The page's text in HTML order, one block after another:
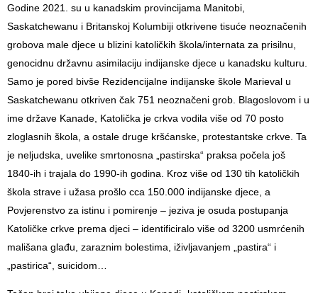
Godine 2021. su u kanadskim provincijama Manitobi,
Saskatchewanu i Britanskoj Kolumbiji otkrivene tisuće neoznačenih
grobova male djece u blizini katoličkih škola/internata za prisilnu,
genocidnu državnu asimilaciju indijanske djece u kanadsku kulturu.
Samo je pored bivše Rezidencijalne indijanske škole Marieval u
Saskatchewanu otkriven čak 751 neoznačeni grob. Blagoslovom i u
ime države Kanade, Katolička je crkva vodila više od 70 posto
zloglasnih škola, a ostale druge kršćanske, protestantske crkve. Ta
je neljudska, uvelike smrtonosna „pastirska“ praksa počela još
1840-ih i trajala do 1990-ih godina. Kroz više od 130 tih katoličkih
škola strave i užasa prošlo cca 150.000 indijanske djece, a
Povjerenstvo za istinu i pomirenje – jeziva je osuda postupanja
Katoličke crkve prema djeci – identificiralo više od 3200 usmrćenih
mališana glađu, zaraznim bolestima, iživljavanjem „pastira“ i
„pastirica“, suicidom…